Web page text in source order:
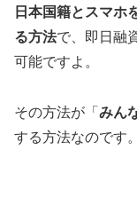
日本国籍とスマホ
る方法で、即日融
可能ですよ。
その方法が「 みん
する方法なのです。